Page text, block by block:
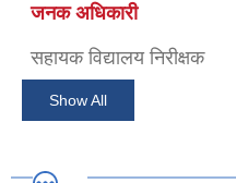
जनक अधिकारी
सहायक विद्यालय निरीक्षक
Show All